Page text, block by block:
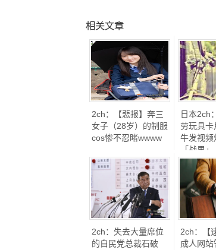
相关文章
2ch：【悲报】奔三
女子（28岁）的制服
cos惨不忍睹wwww
日本2ch
劳玩具卡
牛发视频
「战果」
2ch：失去大量席位
的自民党总裁石破
2ch：【
成人网